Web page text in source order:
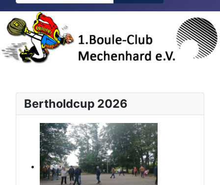
Bertholdcup 2026